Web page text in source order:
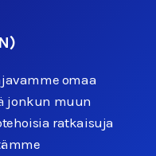
omaa
jonkun muun
ratkaisuja